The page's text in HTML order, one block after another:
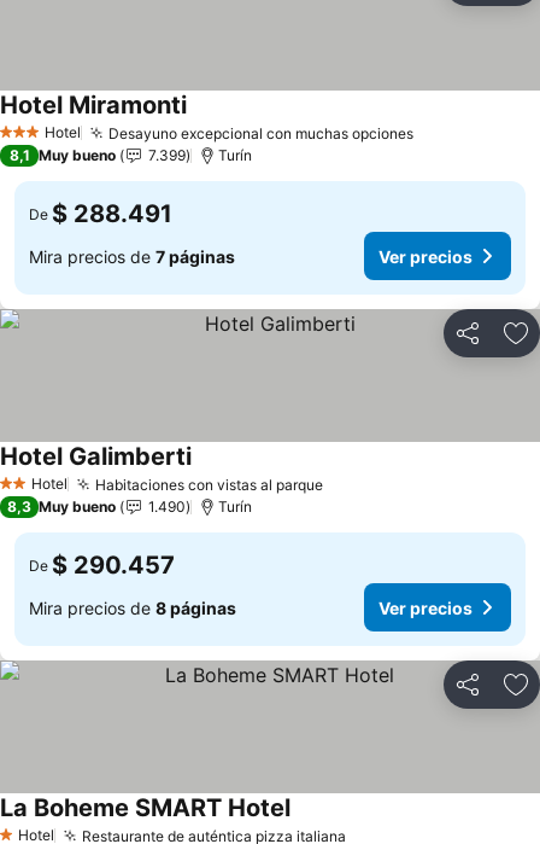
3 Estrellas
Hotel Desayuno excepcional con muchas opciones
Hotel Miramonti
8,1 Muy bueno 7.399 Turín
De $ 288.491
Mira precios de 7 páginas Ver precios
Compartir
2 Estrellas
Hotel Habitaciones con vistas al parque
Hotel Galimberti
8,3 Muy bueno 1.490 Turín
De $ 290.457
Mira precios de 8 páginas Ver precios
Compartir
Hotel Restaurante de auténtica pizza italiana
La Boheme SMART Hotel